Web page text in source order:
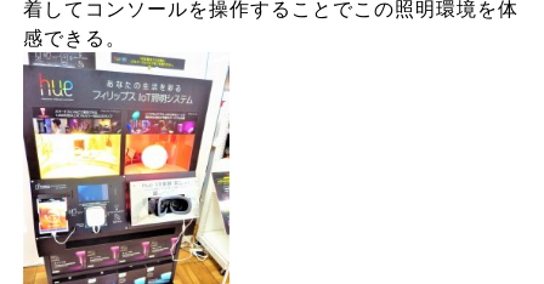
着してコンソールを操作することでこの照明環境を体
感できる。